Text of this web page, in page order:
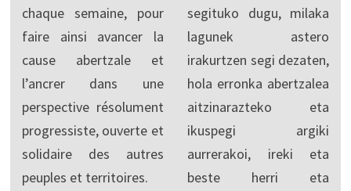
chaque semaine, pour
faire ainsi avancer la
cause abertzale et
l’ancrer dans une
perspective résolument
progressiste, ouverte et
solidaire des autres
peuples et territoires.
segituko dugu, milaka
lagunek astero
irakurtzen segi dezaten,
hola erronka abertzalea
aitzinarazteko eta
ikuspegi argiki
aurrerakoi, ireki eta
beste herri eta